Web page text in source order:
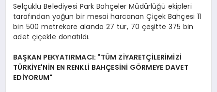
Selçuklu Belediyesi Park Bahçeler Müdürlüğü ekipleri
tarafından yoğun bir mesai harcanan Çiçek Bahçesi 11
bin 500 metrekare alanda 27 tür, 70 çeşitte 375 bin
adet çiçekle donatıldı.
BAŞKAN PEKYATIRMACI: "TÜM ZİYARETÇİLERİMİZİ
TÜRKİYE'NİN EN RENKLİ BAHÇESİNİ GÖRMEYE DAVET
EDİYORUM"